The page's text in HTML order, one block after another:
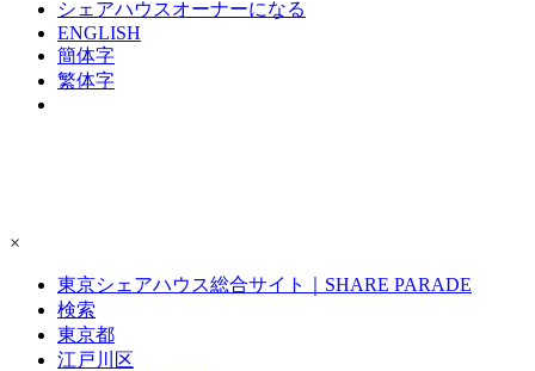
シェアハウスオーナーになる
ENGLISH
簡体字
繁体字
×
東京シェアハウス総合サイト｜SHARE PARADE
検索
東京都
江戸川区